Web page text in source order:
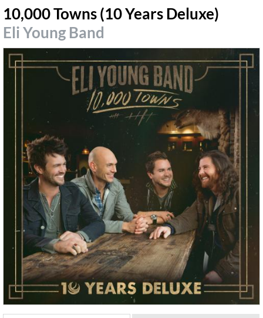
10,000 Towns (10 Years Deluxe)
Eli Young Band